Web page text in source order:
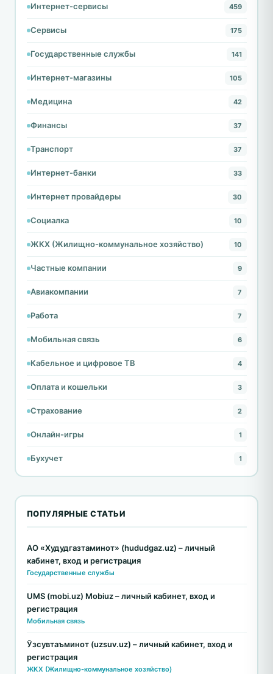
Интернет-сервисы 459
Сервисы 175
Государственные службы 141
Интернет-магазины 105
Медицина 42
Финансы 37
Транспорт 37
Интернет-банки 33
Интернет провайдеры 30
Социалка 10
ЖКХ (Жилищно-коммунальное хозяйство) 10
Частные компании 9
Авиакомпании 7
Работа 7
Мобильная связь 6
Кабельное и цифровое ТВ 4
Оплата и кошельки 3
Страхование 2
Онлайн-игры 1
Бухучет 1
ПОПУЛЯРНЫЕ СТАТЬИ
АО «Худудгазтаминот» (hududgaz.uz) – личный
кабинет, вход и регистрация
Государственные службы
UMS (mobi.uz) Mobiuz – личный кабинет, вход и
регистрация
Мобильная связь
Ўзсувтаъминот (uzsuv.uz) – личный кабинет, вход и
регистрация
ЖКХ (Жилищно-коммунальное хозяйство)